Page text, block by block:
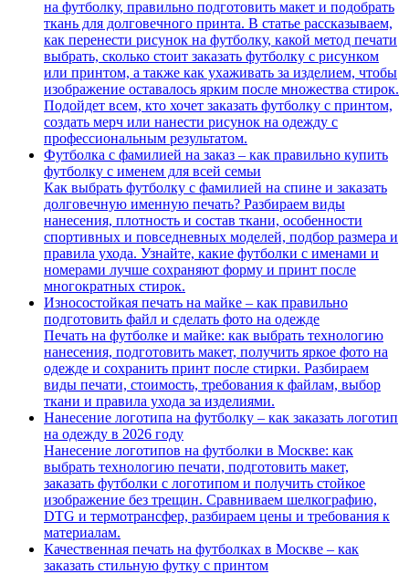
на футболку, правильно подготовить макет и подобрать
ткань для долговечного принта. В статье рассказываем,
как перенести рисунок на футболку, какой метод печати
выбрать, сколько стоит заказать футболку с рисунком
или принтом, а также как ухаживать за изделием, чтобы
изображение оставалось ярким после множества стирок.
Подойдет всем, кто хочет заказать футболку с принтом,
создать мерч или нанести рисунок на одежду с
профессиональным результатом.
Футболка с фамилией на заказ – как правильно купить
футболку с именем для всей семьи
Как выбрать футболку с фамилией на спине и заказать
долговечную именную печать? Разбираем виды
нанесения, плотность и состав ткани, особенности
спортивных и повседневных моделей, подбор размера и
правила ухода. Узнайте, какие футболки с именами и
номерами лучше сохраняют форму и принт после
многократных стирок.
Износостойкая печать на майке – как правильно
подготовить файл и сделать фото на одежде
Печать на футболке и майке: как выбрать технологию
нанесения, подготовить макет, получить яркое фото на
одежде и сохранить принт после стирки. Разбираем
виды печати, стоимость, требования к файлам, выбор
ткани и правила ухода за изделиями.
Нанесение логотипа на футболку – как заказать логотип
на одежду в 2026 году
Нанесение логотипов на футболки в Москве: как
выбрать технологию печати, подготовить макет,
заказать футболки с логотипом и получить стойкое
изображение без трещин. Сравниваем шелкографию,
DTG и термотрансфер, разбираем цены и требования к
материалам.
Качественная печать на футболках в Москве – как
заказать стильную футку с принтом